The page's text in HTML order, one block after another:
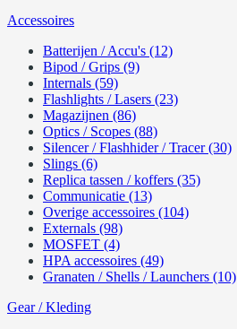
Accessoires
Batterijen / Accu's (12)
Bipod / Grips (9)
Internals (59)
Flashlights / Lasers (23)
Magazijnen (86)
Optics / Scopes (88)
Silencer / Flashhider / Tracer (30)
Slings (6)
Replica tassen / koffers (35)
Communicatie (13)
Overige accessoires (104)
Externals (98)
MOSFET (4)
HPA accessoires (49)
Granaten / Shells / Launchers (10)
Gear / Kleding